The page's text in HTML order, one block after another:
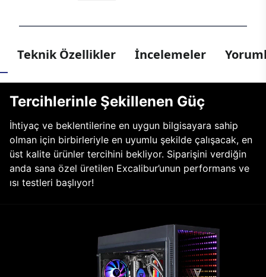
Teknik Özellikler İncelemeler
Tercihlerinle Şekillenen Güç
İhtiyaç ve beklentilerine en uygun bilgisayara sahip
olman için birbirleriyle en uyumlu şekilde çalışacak, en
üst kalite ürünler tercihini bekliyor. Siparişini verdiğin
anda sana özel üretilen Excalibur’unun performans ve
ısı testleri başlıyor!